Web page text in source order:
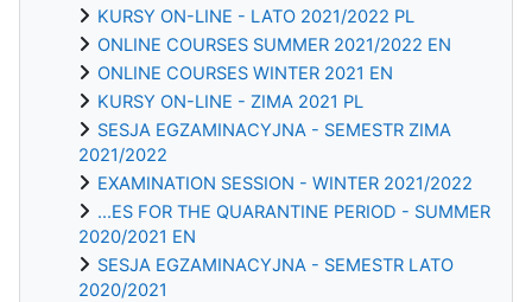
KURSY ON-LINE - LATO 2021/2022 PL
ONLINE COURSES SUMMER 2021/2022 EN
ONLINE COURSES WINTER 2021 EN
KURSY ON-LINE - ZIMA 2021 PL
SESJA EGZAMINACYJNA - SEMESTR ZIMA
2021/2022
EXAMINATION SESSION - WINTER 2021/2022
...ES FOR THE QUARANTINE PERIOD - SUMMER
2020/2021 EN
SESJA EGZAMINACYJNA - SEMESTR LATO
2020/2021